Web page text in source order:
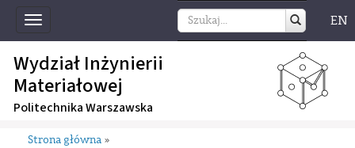
Toggle
navigation
EN
Wydział Inżynierii
Materiałowej
Politechnika Warszawska
Strona główna »